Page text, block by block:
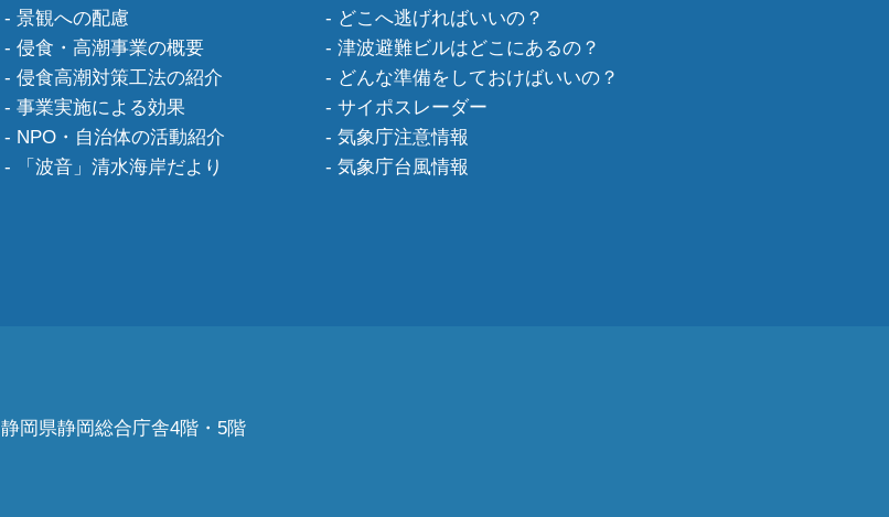
景観への配慮
侵食・高潮事業の概要
侵食高潮対策工法の紹介
事業実施による効果
NPO・自治体の活動紹介
「波音」清水海岸だより
どこへ逃げればいいの？
津波避難ビルはどこにあるの？
どんな準備をしておけばいいの？
サイポスレーダー
気象庁注意情報
気象庁台風情報
静岡県静岡総合庁舎4階・5階